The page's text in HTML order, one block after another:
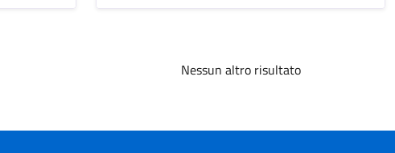
Nessun altro risultato